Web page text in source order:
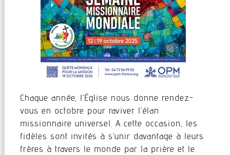
Chaque année, l’Église nous donne rendez-
vous en octobre pour raviver l’élan
missionnaire universel. A cette occasion, les
fidèles sont invités à s’unir davantage à leurs
frères à travers le monde par la prière et le